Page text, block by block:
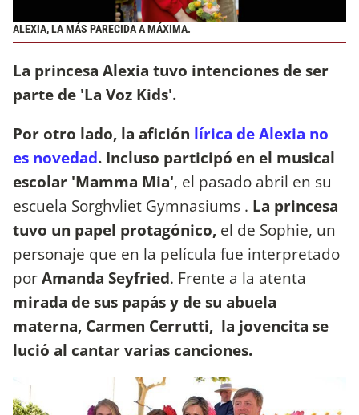
ALEXIA, LA MÁS PARECIDA A MÁXIMA.
La princesa Alexia tuvo intenciones de ser
parte de 'La Voz Kids'.
Por otro lado, la afición lírica de Alexia no
es novedad. Incluso participó en el musical
escolar 'Mamma Mia', el pasado abril en su
escuela Sorghvliet Gymnasiums . La princesa
tuvo un papel protagónico, el de Sophie, un
personaje que en la película fue interpretado
porAmanda Seyfried. Frente a la atenta
mirada de sus papás y de su abuela
materna, Carmen Cerrutti, la jovencita se
lució al cantar varias canciones.